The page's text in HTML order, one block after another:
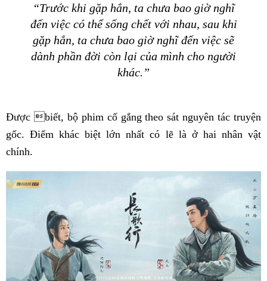
“Trước khi gặp hắn, ta chưa bao giờ nghĩ
đến việc có thể sống chết với nhau, sau khi
gặp hắn, ta chưa bao giờ nghĩ đến việc sẽ
dành phần đời còn lại của mình cho người
khác.”
Được biết, bộ phim cố gắng theo sát nguyên tác truyện
gốc. Điểm khác biệt lớn nhất có lẽ là ở hai nhân vật
chính.